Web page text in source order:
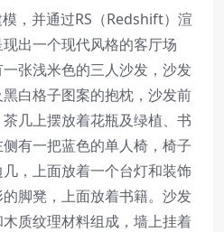
，并通过RS（Redshift）渲
出一个现代风格的客厅场
张浅米色的三人沙发，沙发
白格子图案的抱枕，沙发前
几上摆放着花瓶及绿植、书
有一把蓝色的单人椅，椅子
，上面放着一个台灯和装饰
脚凳，上面放着书籍。沙发
质纹理材料组成，墙上挂着